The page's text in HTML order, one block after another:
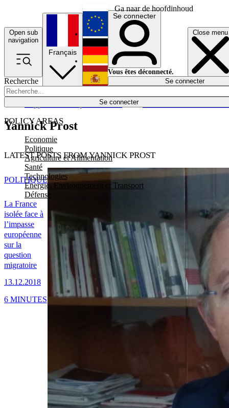
Ga naar de hoofdinhoud
Open sub
navigation
Close menu
Recherche
Se connecter
POLICY AREAS
Economie
Politique
Agriculture et Alimentation
Santé
Technologies
Energie, Environnement et Transport
Défense
Économie
Français
English
Deutsch
Español
Se connecter
Vous êtes déconnecté.
Se connecter
Yannick Prost
LATEST POSTS FROM YANNICK PROST
La France
isolée face à
l’impasse
européenne
sur la
question
migratoire
13.12.2018
POLITIQUE
6 MINUTES